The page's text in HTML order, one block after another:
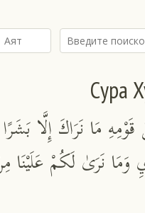
Сура
مَا نَرَاكَ إِلَّا
وَمَا نَرَىٰ لَكُمْ